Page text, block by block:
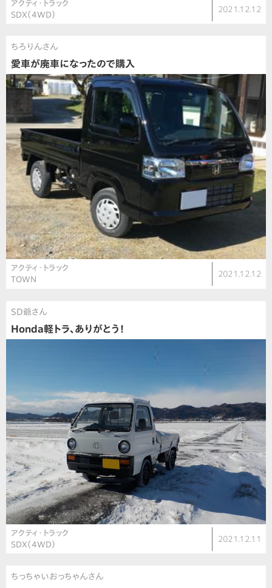
アクティ・トラック
SDX（4WD）
2021.12.12
ちろりんさん
愛車が廃車になったので購入
アクティ・トラック
TOWN
2021.12.12
SD爺さん
Honda軽トラ、ありがとう！
アクティ・トラック
SDX（4WD）
2021.12.11
ちっちゃいおっちゃんさん